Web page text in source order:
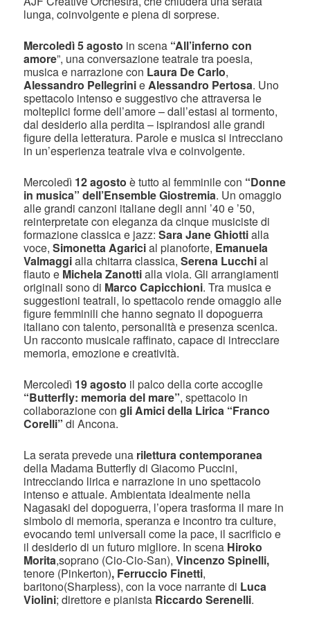
lunga, coinvolgente e piena di sorprese.
Mercoledì 5 agosto in scena “All’inferno con
amore”, una conversazione teatrale tra poesia,
musica e narrazione con Laura De Carlo,
Alessandro PellegrinieAlessandro Pertosa. Uno
spettacolo intenso e suggestivo che attraversa le
molteplici forme dell’amore – dall’estasi al tormento,
dal desiderio alla perdita – ispirandosi alle grandi
figure della letteratura. Parole e musica si intrecciano
in un’esperienza teatrale viva e coinvolgente.
Mercoledì 12 agosto è tutto al femminile con “Donne
in musica” dell’Ensemble Giostremia. Un omaggio
alle grandi canzoni italiane degli anni ’40 e ’50,
reinterpretate con eleganza da cinque musiciste di
formazione classica e jazz:Sara Jane Ghiottialla
voce,Simonetta Agaricial pianoforte, Emanuela
Valmaggialla chitarra classica,Serena Lucchial
flauto e Michela Zanottialla viola. Gli arrangiamenti
originali sono di Marco Capicchioni. Tra musica e
suggestioni teatrali, lo spettacolo rende omaggio alle
figure femminili che hanno segnato il dopoguerra
italiano con talento, personalità e presenza scenica.
Un racconto musicale raffinato, capace di intrecciare
memoria, emozione e creatività.
Mercoledì 19 agosto il palco della corte accoglie
“Butterfly: memoria del mare”, spettacolo in
collaborazione congli Amici della Lirica “Franco
Corelli” di Ancona.
La serata prevede una rilettura contemporanea
della Madama Butterfly di Giacomo Puccini,
intrecciando lirica e narrazione in uno spettacolo
intenso e attuale. Ambientata idealmente nella
Nagasaki del dopoguerra, l’opera trasforma il mare in
simbolo di memoria, speranza e incontro tra culture,
evocando temi universali come la pace, il sacrificio e
il desiderio di un futuro migliore. In scena Hiroko
Morita,soprano (Cio-Cio-San),Vincenzo Spinelli,
tenore (Pinkerton), Ferruccio Finetti,
baritono(Sharpless), con la voce narrante di Luca
Violini; direttore e pianista Riccardo Serenelli.